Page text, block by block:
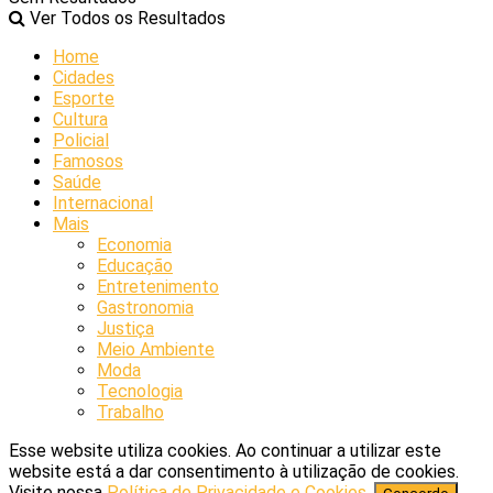
Ver Todos os Resultados
Home
Cidades
Esporte
Cultura
Policial
Famosos
Saúde
Internacional
Mais
Economia
Educação
Entretenimento
Gastronomia
Justiça
Meio Ambiente
Moda
Tecnologia
Trabalho
Esse website utiliza cookies. Ao continuar a utilizar este
website está a dar consentimento à utilização de cookies.